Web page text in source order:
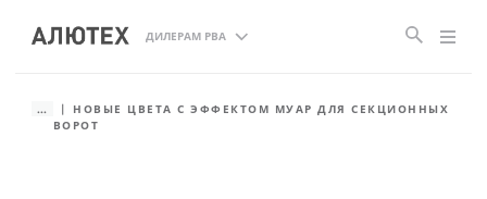
ДИЛЕРАМ РВА
...
НОВЫЕ ЦВЕТА С ЭФФЕКТОМ МУАР ДЛЯ СЕКЦИОННЫХ
ВОРОТ